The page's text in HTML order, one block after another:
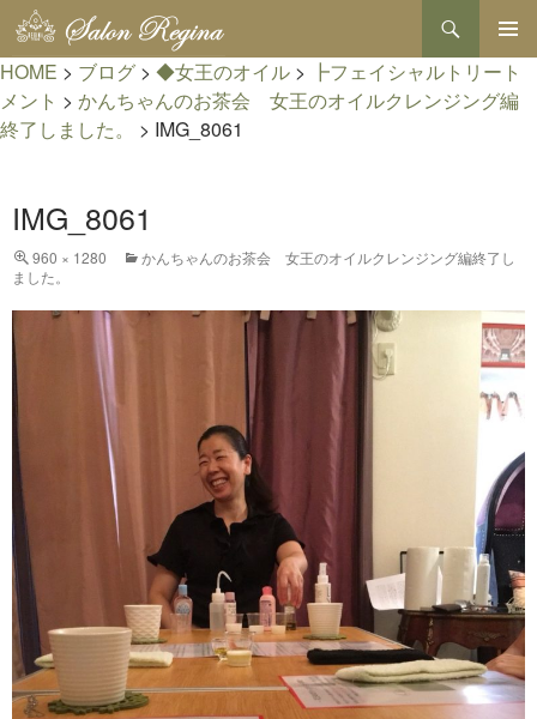
検
索
メインメ
ニュー
ン
テ
ン
プ
HOME > ブログ > ◆女王のオイル > ┣フェイシャルトリート
メント > かんちゃんのお茶会 女王のオイルクレンジング編
終了しました。
> IMG_8061
IMG_8061
960 × 1280
かんちゃんのお茶会 女王のオイルクレンジング編終了し
ました。